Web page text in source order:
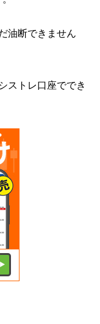
油断できません
ストレ口座ででき